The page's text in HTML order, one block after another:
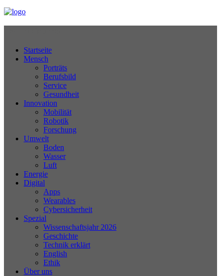
Startseite
Mensch
Porträts
Berufsbild
Service
Gesundheit
Innovation
Mobilität
Robotik
Forschung
Umwelt
Boden
Wasser
Luft
Energie
Digital
Apps
Wearables
Cybersicherheit
Spezial
Wissenschaftsjahr 2026
Geschichte
Technik erklärt
English
Ethik
Über uns